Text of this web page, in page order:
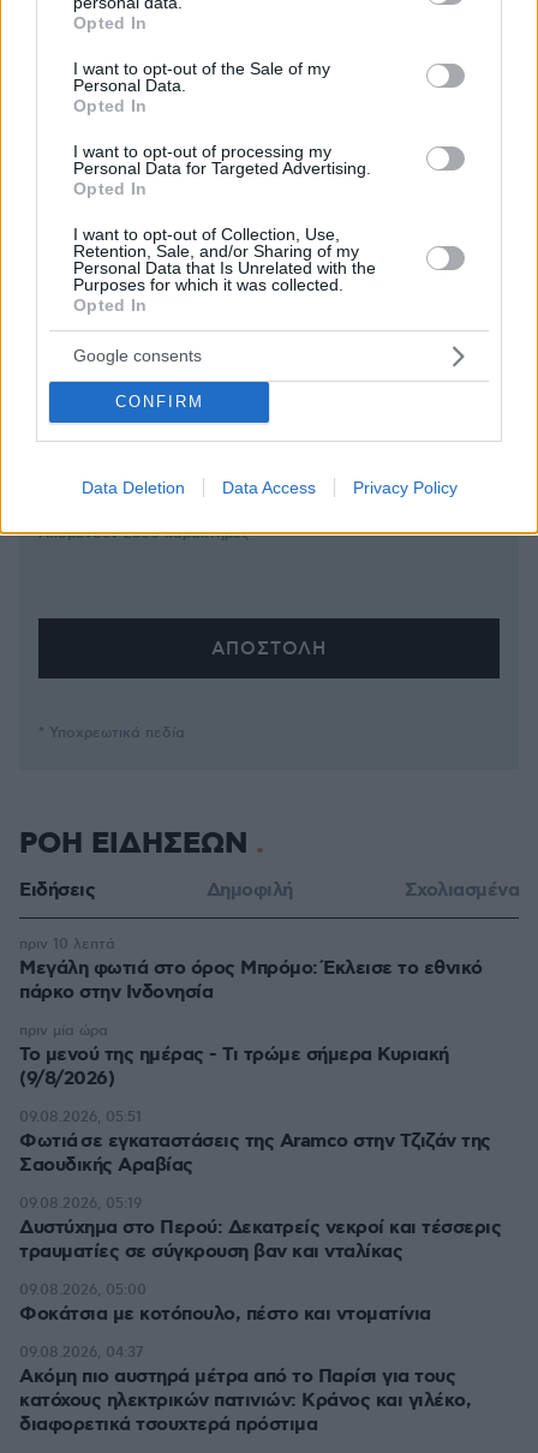
grant or deny consent to Google and its third-party tags to
use your data for below specified purposes in below Google
consent section.
Opted In
I want to opt-out of the Sale of my
Personal Data.
Opted In
I want to opt-out of processing my
Personal Data for Targeted Advertising.
Opted In
I want to opt-out of Collection, Use,
Retention, Sale, and/or Sharing of my
Personal Data that Is Unrelated with the
Purposes for which it was collected.
Opted In
Google consents
CONFIRM
Data Deletion Data Access Privacy Policy
ΌΝΟΜΑ *
EMAIL
ΣΧΌΛΙΟ *
Απομένουν2500χαρακτήρες
* Υποχρεωτικά πεδία
ΡΟΗ ΕΙΔΗΣΕΩΝ
Ειδήσεις Δημοφιλή Σχολιασμένα
Μεγάλη φωτιά στο όρος Μπρόμο: Έκλεισε το εθνικό
πάρκο στην Ινδονησία
πριν 10 λεπτά
Το μενού της ημέρας - Τι τρώμε σήμερα Κυριακή
(9/8/2026)
πριν μία ώρα
Φωτιά σε εγκαταστάσεις της Aramco στην Τζιζάν της
Σαουδικής Αραβίας
09.08.2026, 05:51
Δυστύχημα στο Περού: Δεκατρείς νεκροί και τέσσερις
τραυματίες σε σύγκρουση βαν και νταλίκας
09.08.2026, 05:19
Φοκάτσια με κοτόπουλο, πέστο και ντοματίνια
09.08.2026, 05:00
Ακόμη πιο αυστηρά μέτρα από το Παρίσι για τους
κατόχους ηλεκτρικών πατινιών: Κράνος και γιλέκο,
διαφορετικά τσουχτερά πρόστιμα
09.08.2026, 04:37